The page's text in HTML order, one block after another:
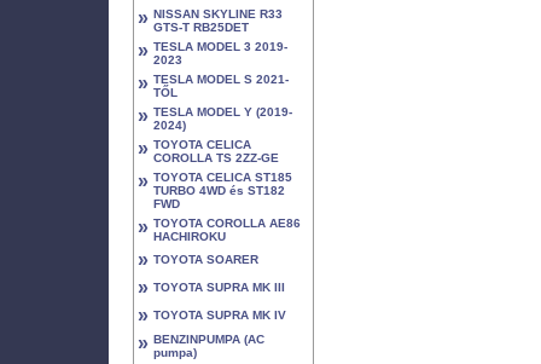
» NISSAN SKYLINE R33
GTS-T RB25DET
» TESLA MODEL 3 2019-
2023
» TESLA MODEL S 2021-
TŐL
» TESLA MODEL Y (2019-
2024)
» TOYOTA CELICA
COROLLA TS 2ZZ-GE
» TOYOTA CELICA ST185
TURBO 4WD és ST182
FWD
» TOYOTA COROLLA AE86
HACHIROKU
» TOYOTA SOARER
» TOYOTA SUPRA MK III
» TOYOTA SUPRA MK IV
» BENZINPUMPA (AC
pumpa)